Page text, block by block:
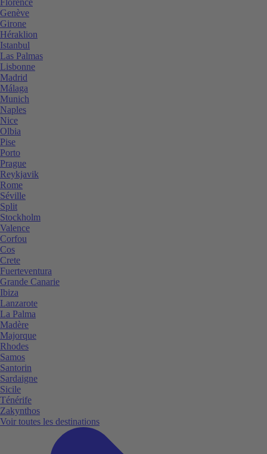
Genève
Girone
Héraklion
Istanbul
Las Palmas
Lisbonne
Madrid
Málaga
Munich
Naples
Nice
Olbia
Pise
Porto
Prague
Reykjavik
Rome
Séville
Split
Stockholm
Valence
Corfou
Cos
Crete
Fuerteventura
Grande Canarie
Ibiza
Lanzarote
La Palma
Madère
Majorque
Rhodes
Samos
Santorin
Sardaigne
Sicile
Ténérife
Zakynthos
Voir toutes les destinations